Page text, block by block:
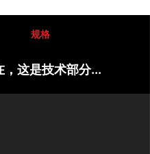
规格
，这是技术部分...